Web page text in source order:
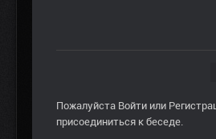
Пожалуйста Войти или
присоединиться к беседе.